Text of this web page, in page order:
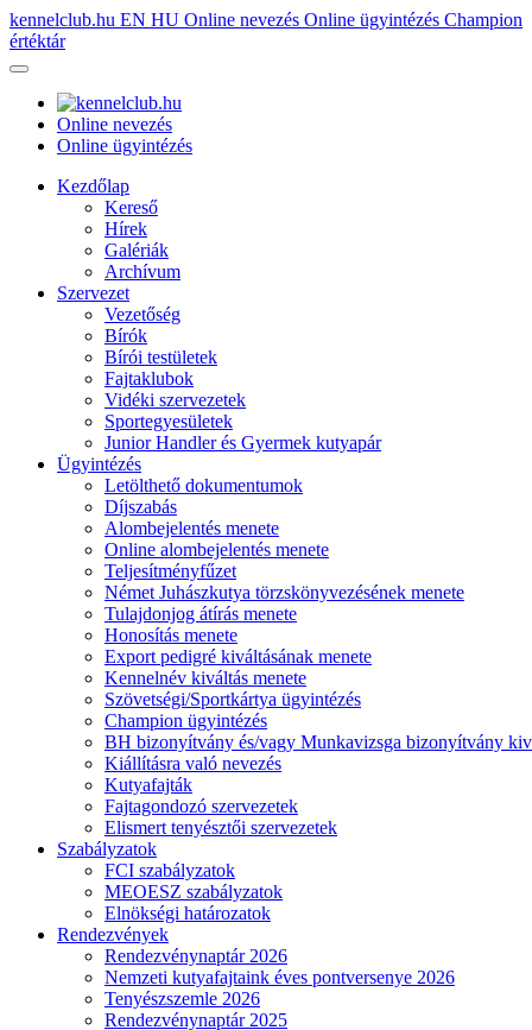
kennelclub.hu EN HU Online nevezés Online ügyintézés Champion
értéktár
Online nevezés
Online ügyintézés
Kezdőlap
Kereső
Hírek
Galériák
Archívum
Szervezet
Vezetőség
Bírók
Bírói testületek
Fajtaklubok
Vidéki szervezetek
Sportegyesületek
Junior Handler és Gyermek kutyapár
Ügyintézés
Letölthető dokumentumok
Díjszabás
Alombejelentés menete
Online alombejelentés menete
Teljesítményfűzet
Német Juhászkutya törzskönyvezésének menete
Tulajdonjog átírás menete
Honosítás menete
Export pedigré kiváltásának menete
Kennelnév kiváltás menete
Szövetségi/Sportkártya ügyintézés
Champion ügyintézés
BH bizonyítvány és/vagy Munkavizsga bizonyítvány
Kiállításra való nevezés
Kutyafajták
Fajtagondozó szervezetek
Elismert tenyésztői szervezetek
Szabályzatok
FCI szabályzatok
MEOESZ szabályzatok
Elnökségi határozatok
Rendezvények
Rendezvénynaptár 2026
Nemzeti kutyafajtaink éves pontversenye 2026
Tenyészszemle 2026
Rendezvénynaptár 2025